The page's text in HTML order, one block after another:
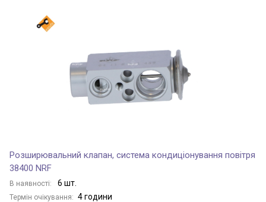
Розширювальний клапан, система кондиціонування повітря
38400 NRF
В наявності: 6 шт.
Термін очікування: 4 години